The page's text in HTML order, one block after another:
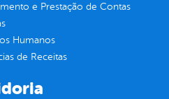
e Prestação de Contas
Humanos
de Receitas